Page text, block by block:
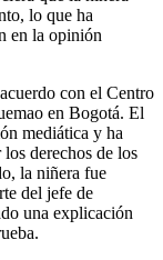
lo que ha
en la opinión
con el Centro
en Bogotá. El
mediática y ha
derechos de los
la niñera fue
del jefe de
una explicación